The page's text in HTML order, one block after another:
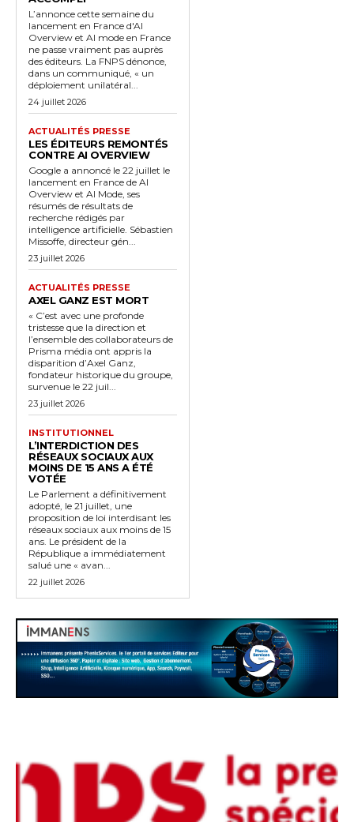
L’annonce cette semaine du
lancement en France d'AI
Overview et AI mode en France
ne passe vraiment pas auprès
des éditeurs. La FNPS dénonce,
dans un communiqué, « un
déploiement unilatéral...
24 juillet 2026
ACTUALITÉS PRESSE
LES ÉDITEURS REMONTÉS
CONTRE AI OVERVIEW
Google a annoncé le 22 juillet le
lancement en France de AI
Overview et AI Mode, ses
résumés de résultats de
recherche rédigés par
intelligence artificielle. Sébastien
Missoffe, directeur gén...
23 juillet 2026
ACTUALITÉS PRESSE
AXEL GANZ EST MORT
« C’est avec une profonde
tristesse que la direction et
l’ensemble des collaborateurs de
Prisma média ont appris la
disparition d’Axel Ganz,
fondateur historique du groupe,
survenue le 22 juil...
23 juillet 2026
INSTITUTIONNEL
L’INTERDICTION DES
RÉSEAUX SOCIAUX AUX
MOINS DE 15 ANS A ÉTÉ
VOTÉE
Le Parlement a définitivement
adopté, le 21 juillet, une
proposition de loi interdisant les
réseaux sociaux aux moins de 15
ans. Le président de la
République a immédiatement
salué une « avan...
22 juillet 2026